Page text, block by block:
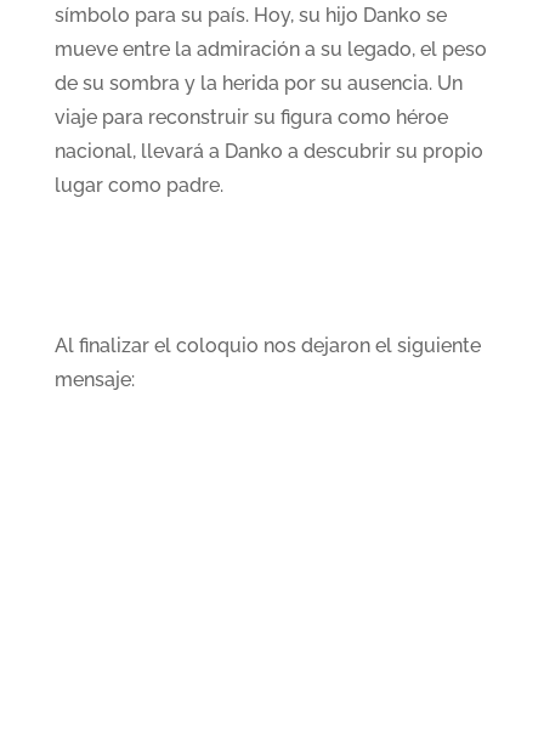
símbolo para su país. Hoy, su hijo Danko se
mueve entre la admiración a su legado, el peso
de su sombra y la herida por su ausencia. Un
viaje para reconstruir su figura como héroe
nacional, llevará a Danko a descubrir su propio
lugar como padre.
Al finalizar el coloquio nos dejaron el siguiente
mensaje: